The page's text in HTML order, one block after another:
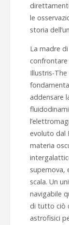
le
storia
La madre
confrontare
Illustris-
addensare
evoluto dal
materia
supernova,
scala. Un
navigabile
di tutto ciò
astrofisici